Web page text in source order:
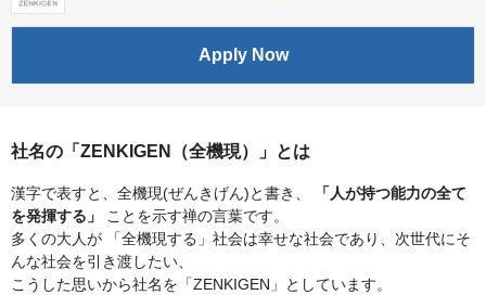
Apply Now
社名の「ZENKIGEN（全機現）」とは
漢字で表すと、全機現(ぜんきげん)と書き、
「人が持つ能力の全て
を発揮する」
ことを示す禅の言葉です。
多くの大人が 「全機現する」社会は幸せな社会であり、次世代にそ
んな社会を引き渡したい、
こうした思いから社名を「ZENKIGEN」としています。